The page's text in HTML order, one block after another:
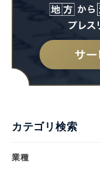
カテゴリ検索
業種